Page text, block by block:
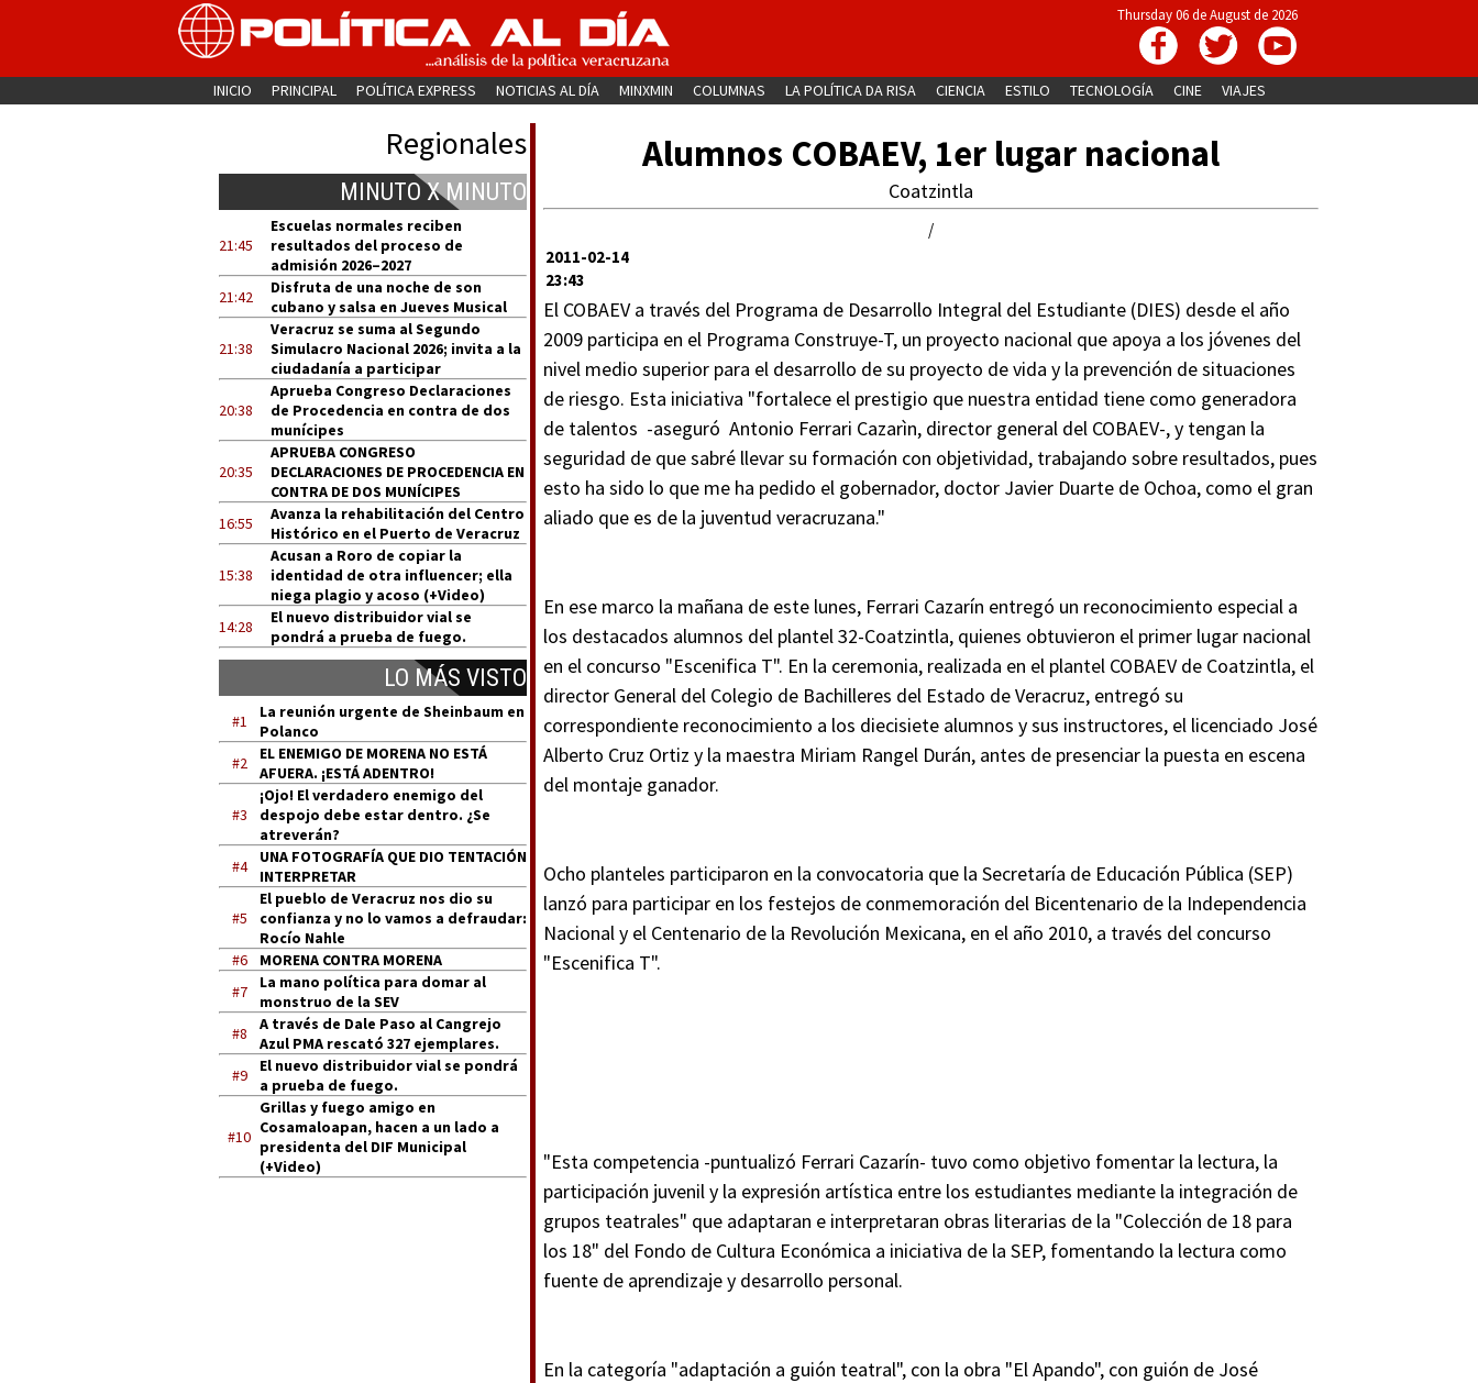
Thursday 06 de August de 2026
INICIO PRINCIPAL POLÍTICA EXPRESS NOTICIAS AL DÍA MINXMIN COLUMNAS LA POLÍTICA DA RISA CIENCIA ESTILO TECNOLOGÍA CINE VIAJES
Regionales
MINUTO X MINUTO
21:45
Escuelas normales reciben
resultados del proceso de
admisión 2026–2027
21:42
Disfruta de una noche de son
cubano y salsa en Jueves Musical
21:38
Veracruz se suma al Segundo
Simulacro Nacional 2026; invita a la
ciudadanía a participar
20:38
Aprueba Congreso Declaraciones
de Procedencia en contra de dos
munícipes
20:35
APRUEBA CONGRESO
DECLARACIONES DE PROCEDENCIA EN
CONTRA DE DOS MUNÍCIPES
16:55
Avanza la rehabilitación del Centro
Histórico en el Puerto de Veracruz
15:38
Acusan a Roro de copiar la
identidad de otra influencer; ella
niega plagio y acoso (+Video)
14:28
El nuevo distribuidor vial se
pondrá a prueba de fuego.
LO MÁS VISTO
#1
La reunión urgente de Sheinbaum en
Polanco
#2
EL ENEMIGO DE MORENA NO ESTÁ
AFUERA. ¡ESTÁ ADENTRO!
#3
¡Ojo! El verdadero enemigo del
despojo debe estar dentro. ¿Se
atreverán?
#4
UNA FOTOGRAFÍA QUE DIO TENTACIÓN
INTERPRETAR
#5
El pueblo de Veracruz nos dio su
confianza y no lo vamos a defraudar:
Rocío Nahle
#6
MORENA CONTRA MORENA
#7
La mano política para domar al
monstruo de la SEV
#8
A través de Dale Paso al Cangrejo
Azul PMA rescató 327 ejemplares.
#9
El nuevo distribuidor vial se pondrá
a prueba de fuego.
#10
Grillas y fuego amigo en
Cosamaloapan, hacen a un lado a
presidenta del DIF Municipal
(+Video)
Alumnos COBAEV, 1er lugar nacional
Coatzintla
/
2011-02-14
23:43
El COBAEV a través del Programa de Desarrollo Integral del Estudiante (DIES) desde el año
2009 participa en el Programa Construye-T, un proyecto nacional que apoya a los jóvenes del
nivel medio superior para el desarrollo de su proyecto de vida y la prevención de situaciones
de riesgo. Esta iniciativa "fortalece el prestigio que nuestra entidad tiene como generadora
de talentos -aseguró Antonio Ferrari Cazarìn, director general del COBAEV-, y tengan la
seguridad de que sabré llevar su formación con objetividad, trabajando sobre resultados, pues
esto ha sido lo que me ha pedido el gobernador, doctor Javier Duarte de Ochoa, como el gran
aliado que es de la juventud veracruzana."
En ese marco la mañana de este lunes, Ferrari Cazarín entregó un reconocimiento especial a
los destacados alumnos del plantel 32-Coatzintla, quienes obtuvieron el primer lugar nacional
en el concurso "Escenifica T". En la ceremonia, realizada en el plantel COBAEV de Coatzintla, el
director General del Colegio de Bachilleres del Estado de Veracruz, entregó su
correspondiente reconocimiento a los diecisiete alumnos y sus instructores, el licenciado José
Alberto Cruz Ortiz y la maestra Miriam Rangel Durán, antes de presenciar la puesta en escena
del montaje ganador.
Ocho planteles participaron en la convocatoria que la Secretaría de Educación Pública (SEP)
lanzó para participar en los festejos de conmemoración del Bicentenario de la Independencia
Nacional y el Centenario de la Revolución Mexicana, en el año 2010, a través del concurso
"Escenifica T".
"Esta competencia -puntualizó Ferrari Cazarín- tuvo como objetivo fomentar la lectura, la
participación juvenil y la expresión artística entre los estudiantes mediante la integración de
grupos teatrales" que adaptaran e interpretaran obras literarias de la "Colección de 18 para
los 18" del Fondo de Cultura Económica a iniciativa de la SEP, fomentando la lectura como
fuente de aprendizaje y desarrollo personal.
En la categoría "adaptación a guión teatral", con la obra "El Apando", con guión de José